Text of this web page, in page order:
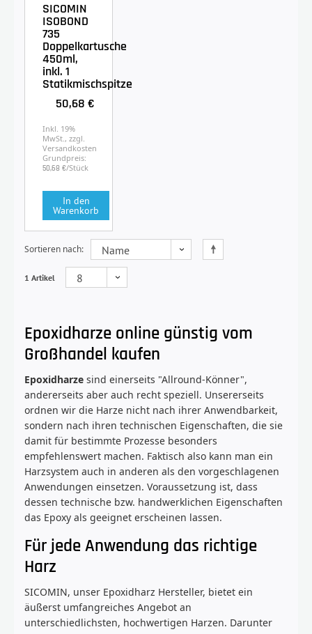
SICOMIN
ISOBOND
735
Doppelkartusche
450ml,
inkl. 1
Statikmischspitze
50,68 €
Inkl. 19%
MwSt., zzgl.
Versandkosten
Grundpreis:
50,68 €/Stück
In den
Warenkorb
Sortieren nach
1 Artikel
Epoxidharze online günstig vom
Großhandel kaufen
Epoxidharze sind einerseits "Allround-Könner",
andererseits aber auch recht speziell. Unsererseits
ordnen wir die Harze nicht nach ihrer Anwendbarkeit,
sondern nach ihren technischen Eigenschaften, die sie
damit für bestimmte Prozesse besonders
empfehlenswert machen. Faktisch also kann man ein
Harzsystem auch in anderen als den vorgeschlagenen
Anwendungen einsetzen. Voraussetzung ist, dass
dessen technische bzw. handwerklichen Eigenschaften
das Epoxy als geeignet erscheinen lassen.
Für jede Anwendung das richtige
Harz
SICOMIN, unser Epoxidharz Hersteller, bietet ein
äußerst umfangreiches Angebot an
unterschiedlichsten, hochwertigen Harzen. Darunter